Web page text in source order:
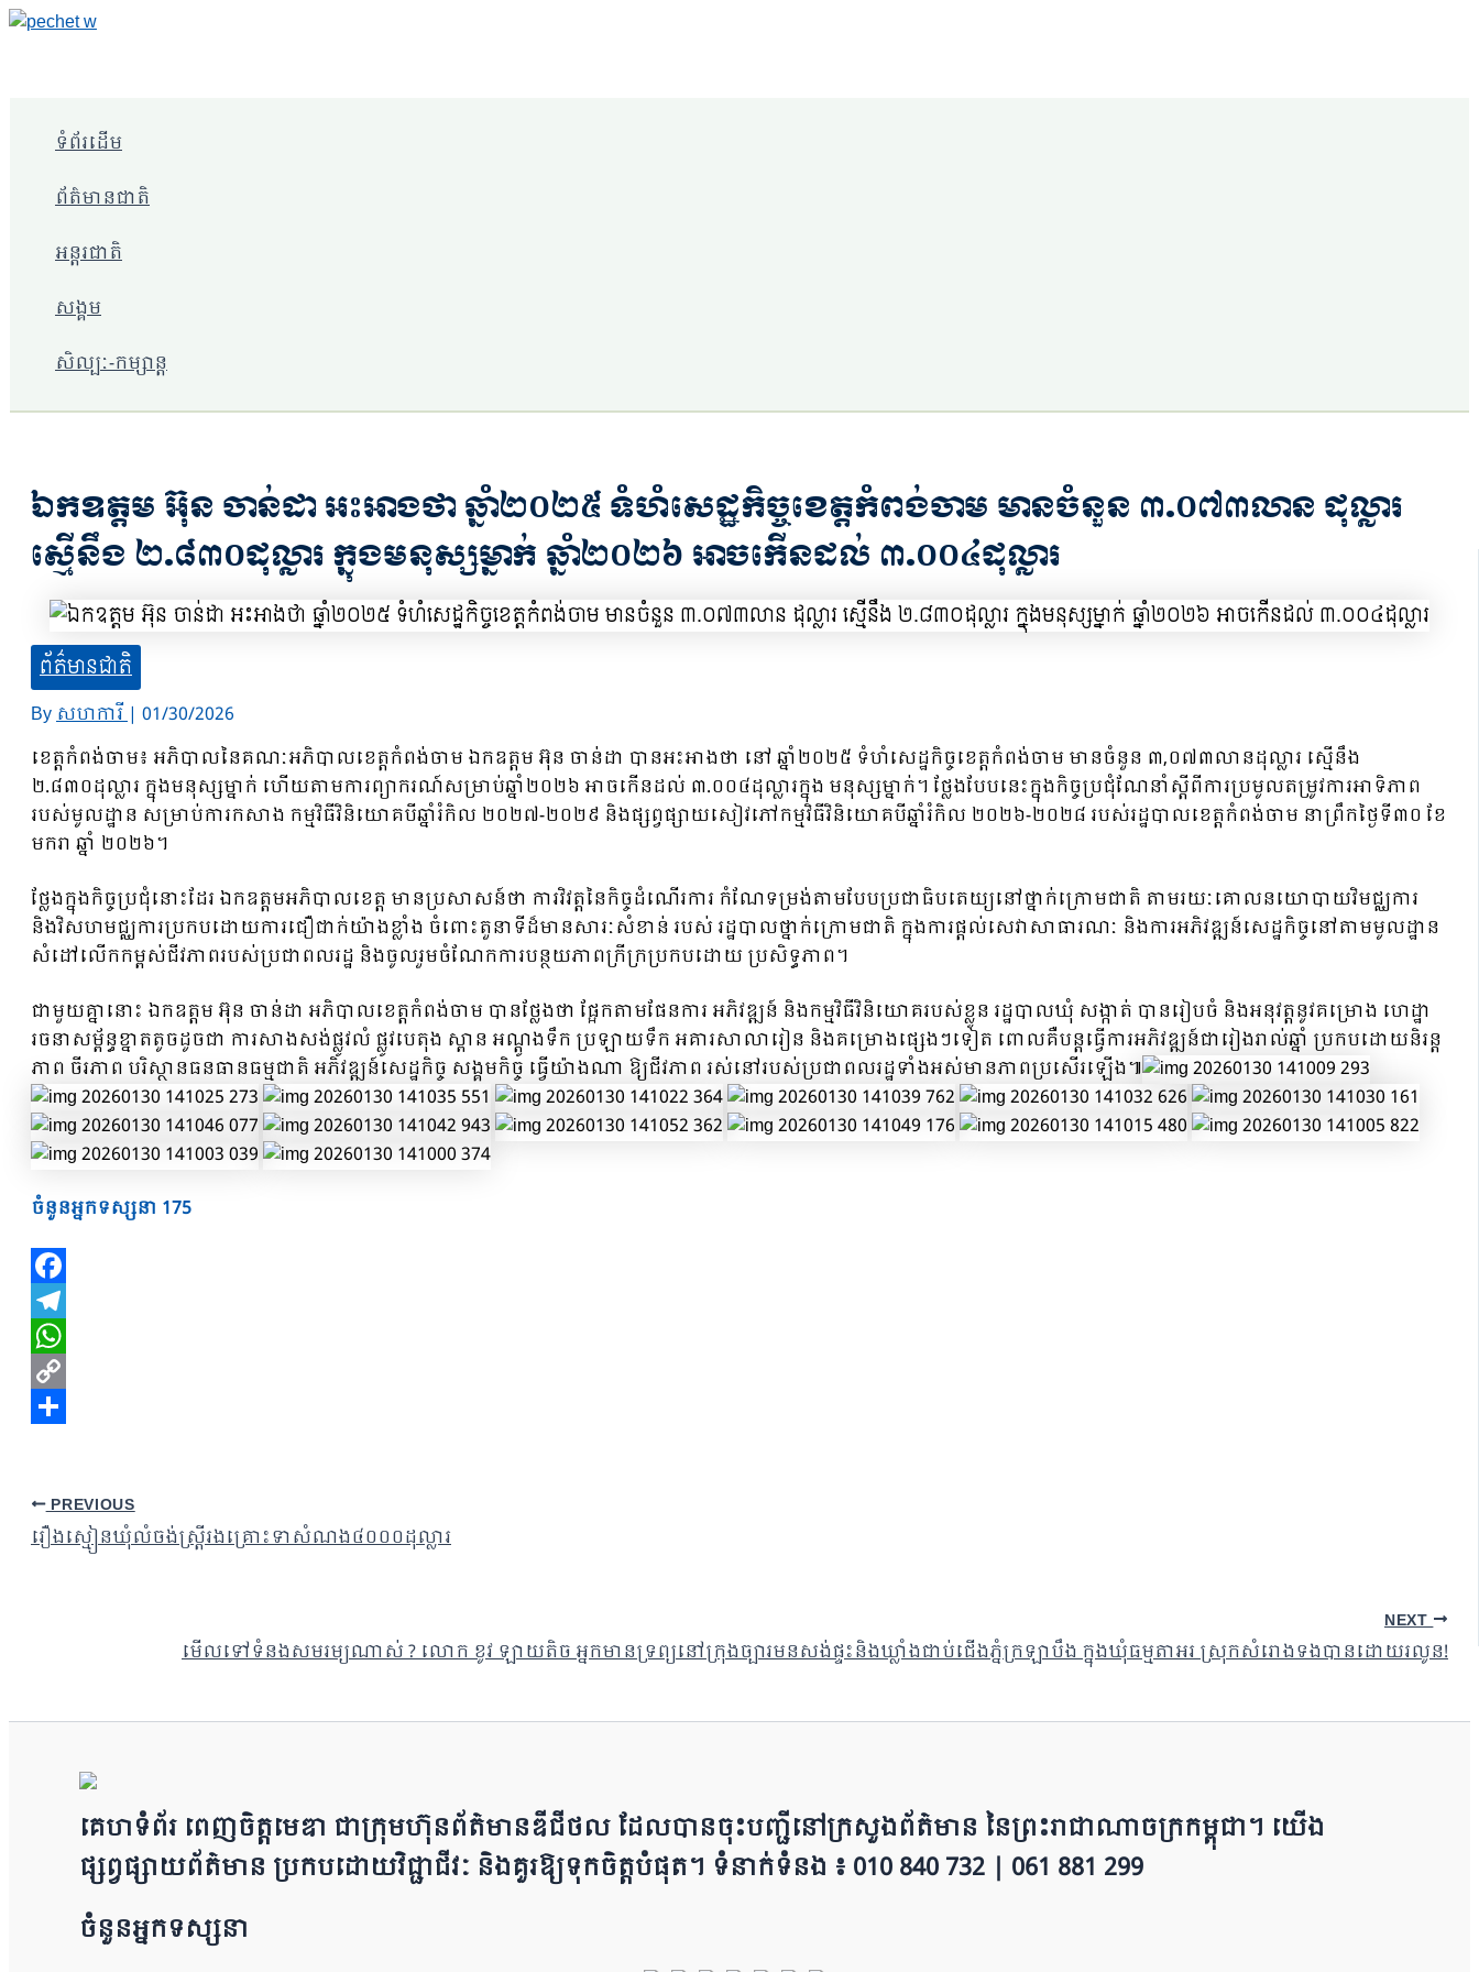
Skip
ទំព័រដើម
ព័ត៌មានជាតិ
អន្តរជាតិ
សង្គម
សិល្បៈ-កម្សាន្ត
ឯកឧត្តម អ៊ុន ចាន់ដា អះអាងថា ឆ្នាំ២០២៥ ទំហំសេដ្ឋកិច្ចខេត្តកំពង់ចាម មានចំនួន ៣.០៧៣លាន ដុល្លារ
ស្មើនឹង ២.៨៣០ដុល្លារ ក្នុងមនុស្សម្នាក់ ឆ្នាំ២០២៦ អាចកើនដល់ ៣.០០៤ដុល្លារ
ព័ត៌មានជាតិ
Byសហការី| 01/30/2026
ខេត្តកំពង់ចាម៖ អភិបាលនៃគណៈអភិបាលខេត្តកំពង់ចាម ឯកឧត្តម អ៊ុន ចាន់ដា បានអះអាងថា នៅ ឆ្នាំ២០២៥ ទំហំសេដ្ឋកិច្ចខេត្តកំពង់ចាម មានចំនួន ៣,០៧៣លានដុល្លារ ស្មើនឹង
២.៨៣០ដុល្លារ ក្នុងមនុស្សម្នាក់ ហើយតាមការព្យាករណ៍សម្រាប់ឆ្នាំ២០២៦ អាចកើនដល់ ៣.០០៤ដុល្លារក្នុង មនុស្សម្នាក់។ ថ្លែងបែបនេះក្នុងកិច្ចប្រជុំណែនាំស្តីពីការប្រមូលតម្រូវការអាទិភាព
របស់មូលដ្ឋាន សម្រាប់ការកសាង កម្មវិធីវិនិយោគបីឆ្នាំរំកិល ២០២៧-២០២៩ និងផ្សព្វផ្សាយសៀវភៅកម្មវិធីវិនិយោគបីឆ្នាំរំកិល ២០២៦-២០២៨ របស់រដ្ឋបាលខេត្តកំពង់ចាម នាព្រឹកថ្ងៃទី៣០ ខែ
មករា ឆ្នាំ ២០២៦។
ថ្លែងក្នុងកិច្ចប្រជុំនោះដែរ ឯកឧត្តមអភិបាលខេត្ត មានប្រសាសន៍ថា ការវិវត្តនៃកិច្ចដំណើរការ កំណែទម្រង់តាមបែបប្រជាធិបតេយ្យនៅថ្នាក់ក្រោមជាតិ តាមរយៈគោលនយោបាយវិមជ្ឈការ
និងវិសហមជ្ឈការប្រកបដោយការជឿជាក់យ៉ាងខ្លាំង ចំពោះតួនាទីដ៏មានសារៈសំខាន់ របស់ រដ្ឋបាលថ្នាក់ក្រោមជាតិ ក្នុងការផ្តល់សេវាសាធារណៈ និងការអភិវឌ្ឍន៍សេដ្ឋកិច្ចនៅតាមមូលដ្ឋាន
សំដៅលើកកម្ពស់ជីវភាពរបស់ប្រជាពលរដ្ឋ និងចូលរួមចំណែកការបន្ថយភាពក្រីក្រប្រកបដោយ ប្រសិទ្ធភាព។
ជាមួយគ្នានោះ ឯកឧត្តម អ៊ុន ចាន់ដា អភិបាលខេត្តកំពង់ចាម បានថ្លែងថា ផ្អែកតាមផែនការ អភិវឌ្ឍន៍ និងកម្មវិធីវិនិយោគរបស់ខ្លួន រដ្ឋបាលឃុំ សង្កាត់ បានរៀបចំ និងអនុវត្តនូវគម្រោង ហេដ្ឋា
រចនាសម្ព័ន្ធខ្នាតតូចដូចជា ការសាងសង់ផ្លូវលំ ផ្លូវបេតុង ស្ពាន អណ្តូងទឹក ប្រឡាយទឹក អគារសាលារៀន និងគម្រោងផ្សេងៗទៀត ពោលគឺបន្តធ្វើការអភិវឌ្ឍន៍ជារៀងរាល់ឆ្នាំ ប្រកបដោយនិរន្ត
ភាព ចីរភាព បរិស្ថានធនធានធម្មជាតិ អភិវឌ្ឍន៍សេដ្ឋកិច្ច សង្គមកិច្ច ធ្វើយ៉ាងណា ឱ្យជីវភាព រស់នៅរបស់ប្រជាពលរដ្ឋទាំងអស់មានភាពប្រសើរឡើង៕
ចំនួនអ្នកទស្សនា 175
Facebook
Telegram
WhatsApp
Copy
PREVIOUS
រឿងស្មៀនឃុំលំចង់ស្រ្តីរងគ្រោះទាសំណង៤០០០ដុល្លារ
NEXT
មើលទៅទំនងសមរម្យណាស់ ? លោក ខូវ ឡាយតិច អ្នកមានទ្រព្យនៅក្រុងច្បារមនសង់ផ្ទះនិងឃ្លាំងជាប់ជើងភ្នំក្រឡាបឹង ក្នុងឃុំធម្មតាអរ ស្រុកសំរោងទងបានដោយរលូន!
គេហទំព័រ ពេញចិត្តមេឌា ជា​ក្រុ​​​​​ម​​​ហ៊ុន​ព័ត៌មាន​ឌីជីថល ដែ​លបា​ន​​ចុះបញ្ជីនៅក្រសួងព័ត៌មាន នៃ​​​​ព្រះរាជាណាចក្រ​ក​ម្ពុជា។ យើ​ង​​​​​
ផ្សព្វផ្សាយព័​ត៌​មា​​​​ន ប្រក​ប​ដោ​​​​​​យ​វិជ្ជាជីវៈ និ​ងគួរ​ឱ្យ​ទុកចិត្ត​បំ​ផុត។ ទំនាក់ទំនង ៖ 010 840 732 | 0​​​​​61 881 299
ចំនួនអ្នកទស្សនា